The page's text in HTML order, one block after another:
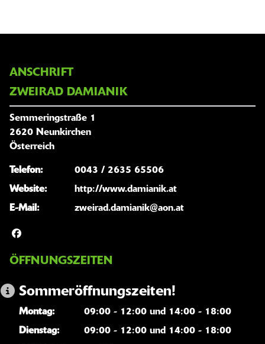
ANSCHRIFT
ZWEIRAD DAMIANIK
Semmeringstraße 1
2620 Neunkirchen
Österreich
Telefon:
0043 / 2635 65506
Website:
http://www.damianik.at
E-Mail:
zweirad.damianik@aon.at
ÖFFNUNGSZEITEN
Sommeröffnungszeiten!
Montag:
09:00 - 12:00 und 14:00 - 18:00
Dienstag:
09:00 - 12:00 und 14:00 - 18:00